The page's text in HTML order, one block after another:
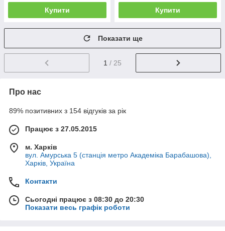
Купити Купити
Показати ще
1 / 25
Про нас
89% позитивних з 154 відгуків за рік
Працює з 27.05.2015
м. Харків
вул. Амурська 5 (станція метро Академіка Барабашова),
Харків, Україна
Контакти
Сьогодні працює з 08:30 до 20:30
Показати весь графік роботи